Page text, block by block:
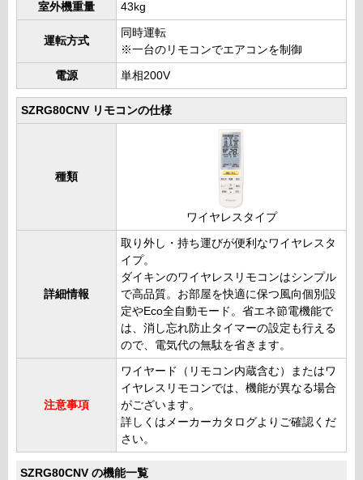
室外機重量 43kg
運転方式
同時運転
※一台のリモコンでエアコンを制御
電源 単相200V
SZRG80CNV リモコンの仕様
種類
ワイヤレスタイプ
詳細情報
取り外し・持ち運びが便利なワイヤレスタ
イプ。
ダイキンのワイヤレスリモコンはシンプル
で高品質。お部屋を快適に保つ風向個別設
定やEco全自動モード。省エネ節電機能で
は、消し忘れ防止タイマーの設定も行える
ので、電気代の無駄を省きます。
注意事項
ワイヤード（リモコン内蔵含む）またはワ
イヤレスリモコンでは、機能が異なる場合
がございます。
詳しくはメーカーカタログよりご確認くだ
さい。
SZRG80CNV の機能一覧